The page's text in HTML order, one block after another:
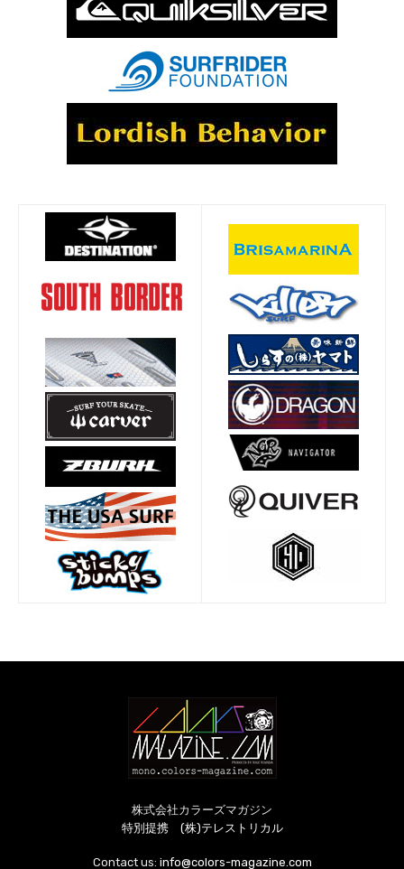
株式会社カラーズマガジン
特別提携 (株)テレストリカル
Contact us: info@colors-magazine.com